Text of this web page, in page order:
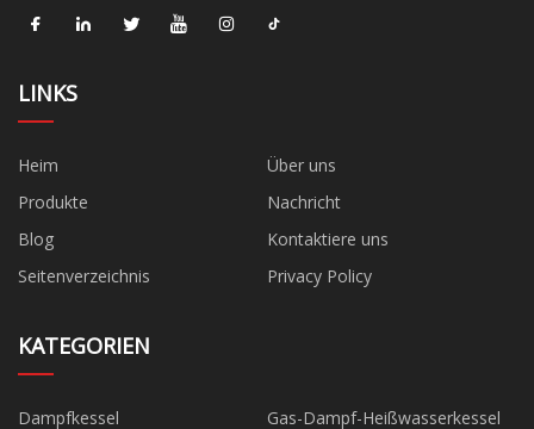
LINKS
Heim
Über uns
Produkte
Nachricht
Blog
Kontaktiere uns
Seitenverzeichnis
Privacy Policy
KATEGORIEN
Dampfkessel Gas-Dampf-Heißwasserkessel